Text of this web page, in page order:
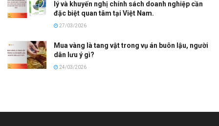
lý và khuyến nghị chính sách doanh nghiệp cần
đặc biệt quan tâm tại Việt Nam.
27/03/2026
Mua vàng là tang vật trong vụ án buôn lậu, người
dân lưu ý gì?
24/03/2026